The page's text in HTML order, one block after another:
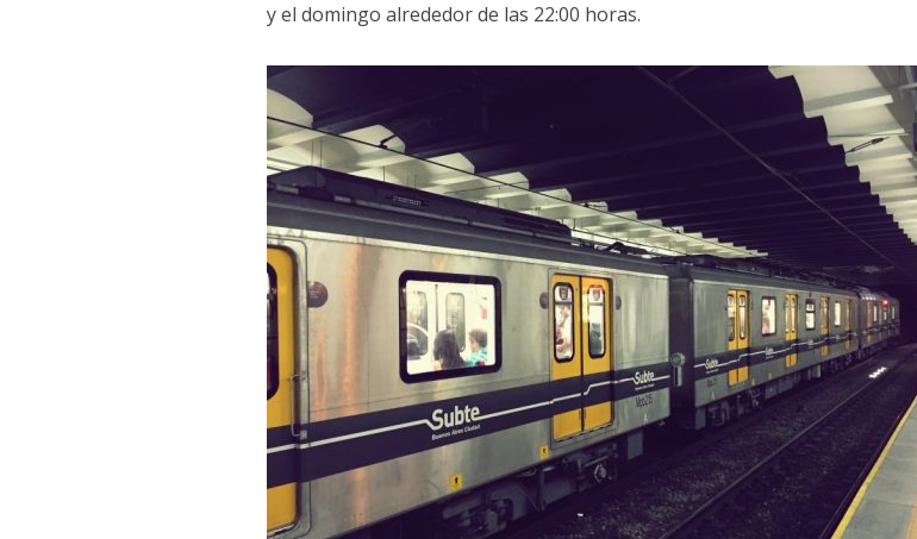
y el domingo alrededor de las 22:00 horas.